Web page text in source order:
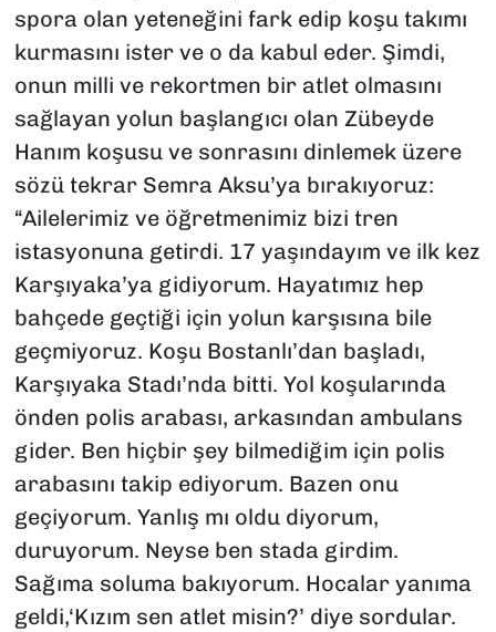
spora olan yeteneğini fark edip koşu takımı
kurmasını ister ve o da kabul eder. Şimdi,
onun milli ve rekortmen bir atlet olmasını
sağlayan yolun başlangıcı olan Zübeyde
Hanım koşusu ve sonrasını dinlemek üzere
sözü tekrar Semra Aksu’ya bırakıyoruz:
“Ailelerimiz ve öğretmenimiz bizi tren
istasyonuna getirdi. 17 yaşındayım ve ilk kez
Karşıyaka’ya gidiyorum. Hayatımız hep
bahçede geçtiği için yolun karşısına bile
geçmiyoruz. Koşu Bostanlı’dan başladı,
Karşıyaka Stadı’nda bitti. Yol koşularında
önden polis arabası, arkasından ambulans
gider. Ben hiçbir şey bilmediğim için polis
arabasını takip ediyorum. Bazen onu
geçiyorum. Yanlış mı oldu diyorum,
duruyorum. Neyse ben stada girdim.
Sağıma soluma bakıyorum. Hocalar yanıma
geldi,‘Kızım sen atlet misin?’ diye sordular.